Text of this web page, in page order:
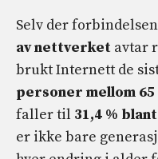
Selv der
av nettverket avtar
brukt Internett de
personer mellom 65
faller til 31,4 %
er ikke bare